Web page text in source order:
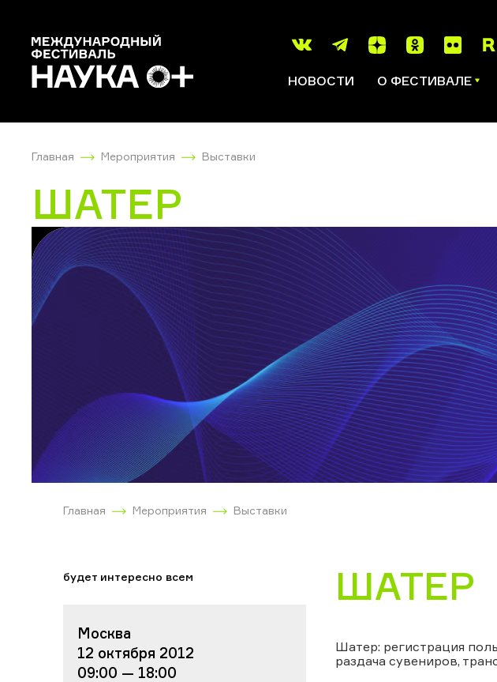
НОВОСТИ О ФЕСТИВАЛЕ
Главная Мероприятия Выставки
ШАТЕР
Главная Мероприятия Выставки
будет интересно всем
Москва
12 октября 2012
09:00 — 18:00
ШАТЕР
Шатер: регистрация
раздача сувениров,